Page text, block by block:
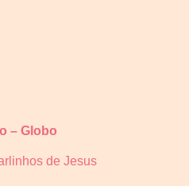
– Globo
de Jesus